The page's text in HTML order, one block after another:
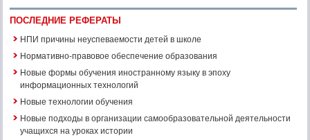
ПОСЛЕДНИЕ РЕФЕРАТЫ
НПИ причины неуспеваемости детей в школе
Нормативно-правовое обеспечение образования
Новые формы обучения иностранному языку в эпоху
информационных технологий
Новые технологии обучения
Новые подходы в организации самообразовательной деятельности
учащихся на уроках истории